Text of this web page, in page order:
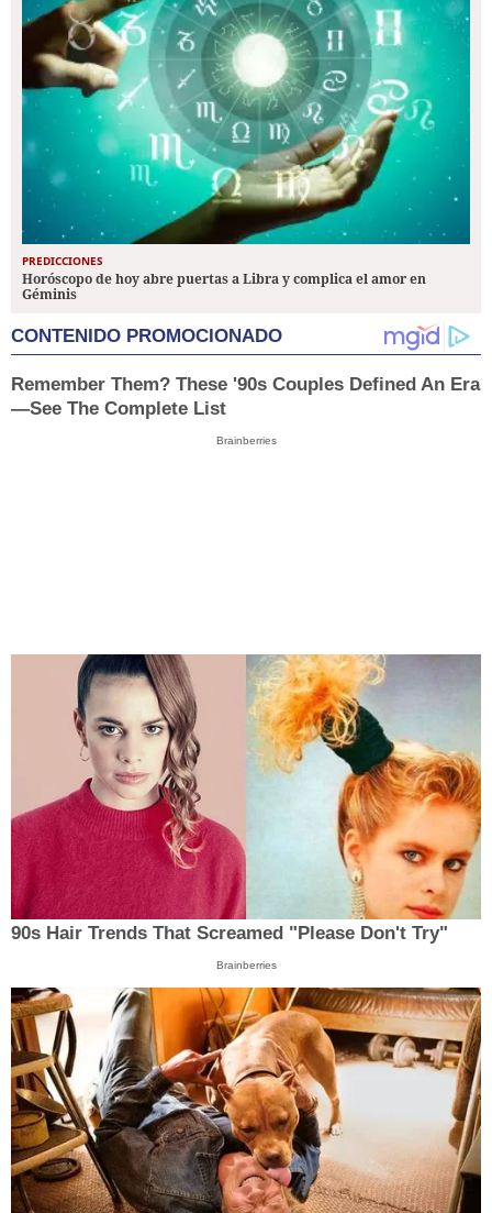
PREDICCIONES
Horóscopo de hoy abre puertas a Libra y complica el amor en
Géminis
CONTENIDO PROMOCIONADO
Remember Them? These '90s Couples Defined An Era
—See The Complete List
Brainberries
90s Hair Trends That Screamed "Please Don't Try"
Brainberries